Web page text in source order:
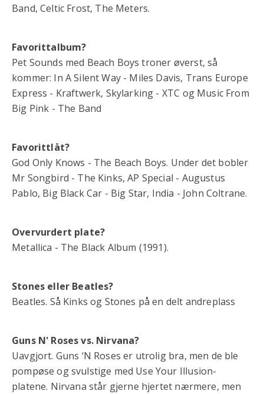
Band, Celtic Frost, The Meters.
Favorittalbum?
Pet Sounds med Beach Boys troner øverst, så
kommer: In A Silent Way - Miles Davis, Trans Europe
Express - Kraftwerk, Skylarking - XTC og Music From
Big Pink - The Band
Favorittlåt?
God Only Knows - The Beach Boys. Under det bobler
Mr Songbird - The Kinks, AP Special - Augustus
Pablo, Big Black Car - Big Star, India - John Coltrane.
Overvurdert plate?
Metallica - The Black Album (1991).
Stones eller Beatles?
Beatles. Så Kinks og Stones på en delt andreplass
Guns N' Roses vs. Nirvana?
Uavgjort. Guns ‘N Roses er utrolig bra, men de ble
pompøse og svulstige med Use Your Illusion-
platene. Nirvana står gjerne hjertet nærmere, men